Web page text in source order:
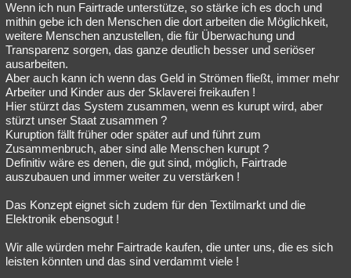
Wenn ich nun Fairtrade unterstütze, so stärke ich es doch und
mithin gebe ich den Menschen die dort arbeiten die Möglichkeit,
weitere Menschen anzustellen, die für Überwachung und
Transparenz sorgen, das ganze deutlich besser und seriöser
ausarbeiten.
Aber auch kann ich wenn das Geld in Strömen fließt, immer mehr
Arbeiter und Kinder aus der Sklaverei freikaufen !
Hier stürzt das System zusammen, wenn es kurupt wird, aber
stürzt unser Staat zusammen ?
Kuruption fällt früher oder später auf und führt zum
Zusammenbruch, aber sind alle Menschen kurupt ?
Definitiv wäre es denen, die gut sind, möglich, Fairtrade
auszubauen und immer weiter zu verstärken !
Das Konzept eignet sich zudem für den Textilmarkt und die
Elektronik ebensogut !
Wir alle würden mehr Fairtrade kaufen, die unter uns, die es sich
leisten könnten und das sind verdammt viele !